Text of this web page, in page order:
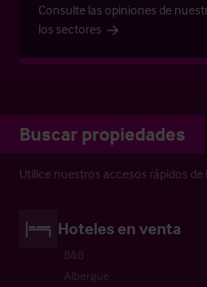
Consulte las opiniones de
los sectores
Buscar propiedades
Utilice nuestros accesos rápidos
Hoteles en venta
B&B
Albergue